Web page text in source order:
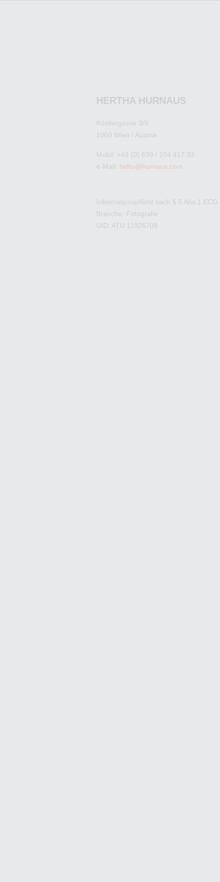
HERTHA HURNAUS
Köstlergasse 3/9
1060 Wien / Austria
Mobil: +43 (0) 699 / 104 417 33
e-Mail: hehu@hurnaus.com
Informationspflicht nach § 5 Abs.1 ECG
Branche: Fotografie
UID: ATU 11926709